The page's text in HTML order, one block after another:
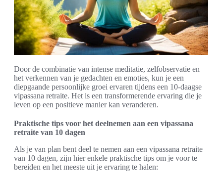
Door de combinatie van intense meditatie, zelfobservatie en
het verkennen van je gedachten en emoties, kun je een
diepgaande persoonlijke groei ervaren tijdens een 10-daagse
vipassana retraite. Het is een transformerende ervaring die je
leven op een positieve manier kan veranderen.
Praktische tips voor het deelnemen aan een vipassana
retraite van 10 dagen
Als je van plan bent deel te nemen aan een vipassana retraite
van 10 dagen, zijn hier enkele praktische tips om je voor te
bereiden en het meeste uit je ervaring te halen: